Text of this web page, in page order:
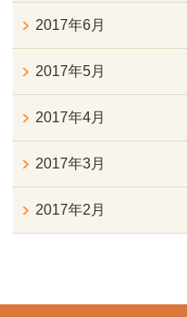
2017年6月
2017年5月
2017年4月
2017年3月
2017年2月